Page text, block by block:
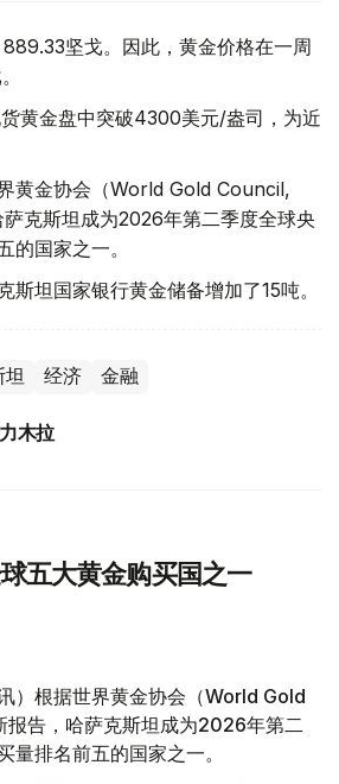
坚戈。因此，黄金价格在一周
黄金盘中突破4300美元/盎司，为近
黄金协会（World Gold Council,
克斯坦成为2026年第二季度全球央
的国家之一。
斯坦国家银行黄金储备增加了15吨。
坦 经济 金融
木拉
五大黄金购买国之一
）根据世界黄金协会（World Gold
告，哈萨克斯坦成为2026年第二
量排名前五的国家之一。